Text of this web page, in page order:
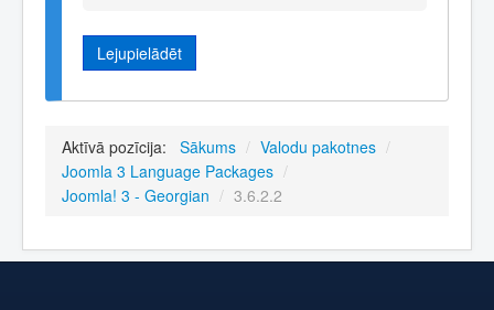
Lejupielādēt
Aktīvā pozīcija: Sākums / Valodu pakotnes /
Joomla 3 Language Packages /
Joomla! 3 - Georgian / 3.6.2.2